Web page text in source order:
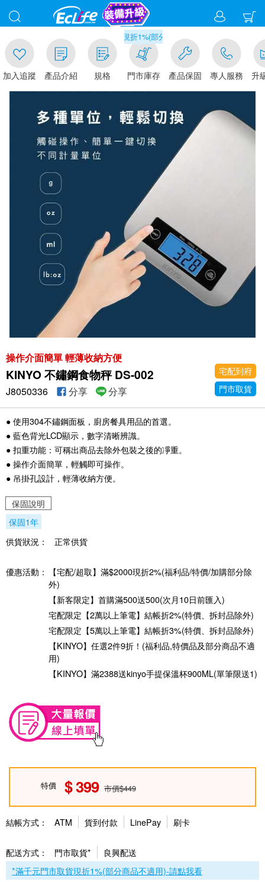
蹤 產品介紹 規格
滿千元門市取貨現折1%(部分商品不適用)-請點我看
門市庫存 產品保固 專人服務 升級金賺
操作介面簡單 輕薄收納方便
KINYO 不鏽鋼食物秤 DS-002
宅配到府
門市取貨
J8050336 分享 分享
● 使用304不鏽鋼面板，廚房餐具用品的首選。
● 藍色背光LCD顯示，數字清晰辨識。
● 扣重功能：可稱出商品去除外包裝之後的凈重。
● 操作介面簡單，輕觸即可操作。
● 吊掛孔設計，輕薄收納方便。
保固說明
保固1年
供貨狀況：
正常供貨
優惠活動：
【宅配/超取】滿$2000現折2%(福利品/特價/加購部分除
外)
【新客限定】首購滿500送500(次月10日前匯入)
宅配限定【2萬以上筆電】結帳折2%(特價、拆封品除外)
宅配限定【5萬以上筆電】結帳折3%(特價、拆封品除外)
【KINYO】任選2件9折！(福利品,特價品及部分商品不適
用)
【KINYO】滿2388送kinyo手提保溫杯900ML(單筆限送1)
特價 399 市價$449
結帳方式： ATM 貨到付款 LinePay 刷卡
配送方式： 門市取貨*
良興配送
*滿千元門市取貨現折1%(部分商品不適用)-請點我看